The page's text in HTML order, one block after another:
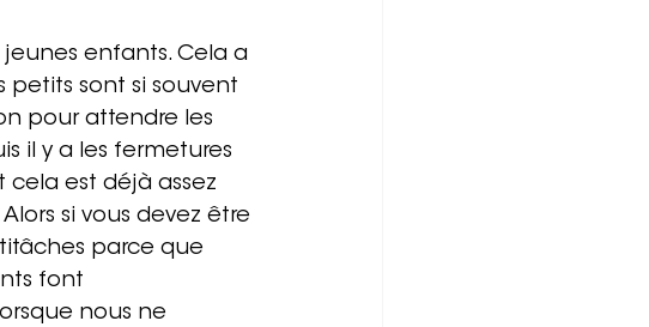
enfants. Cela a
petits sont si souvent
pour attendre les
il y a les fermetures
cela est déjà assez
si vous devez être
parce que
font
nous ne